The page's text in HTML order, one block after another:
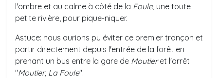
l'ombre et au calme à côté de la Foule, une toute
petite rivière, pour pique-niquer.
Astuce: nous aurions pu éviter ce premier tronçon et
partir directement depuis l'entrée de la forêt en
prenant un bus entre la gare de Moutieret l'arrêt
"Moutier, La Foule".